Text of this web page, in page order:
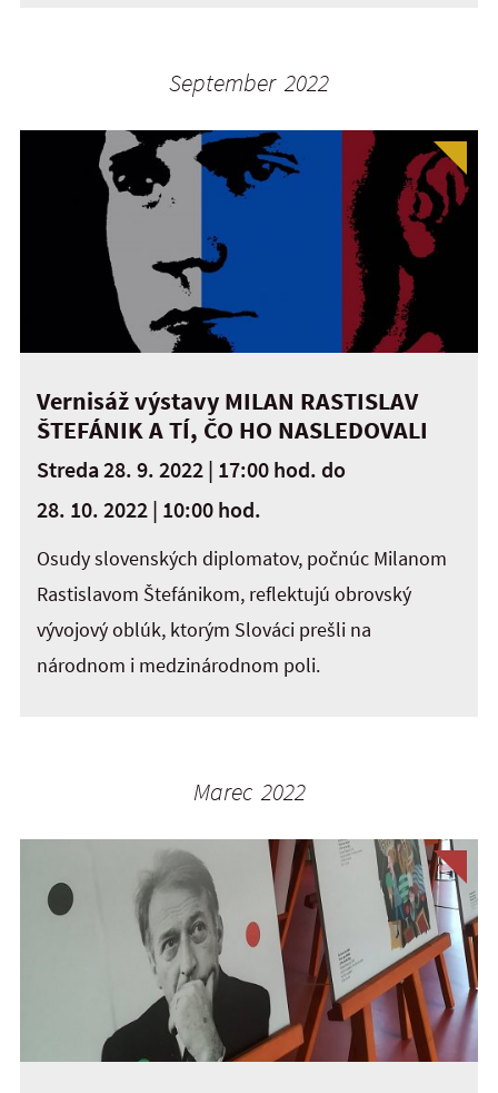
September 2022
Vernisáž výstavy MILAN RASTISLAV
ŠTEFÁNIK A TÍ, ČO HO NASLEDOVALI
Streda 28. 9. 2022 | 17:00 hod. do
28. 10. 2022 | 10:00 hod.
Osudy slovenských diplomatov, počnúc Milanom
Rastislavom Štefánikom, reflektujú obrovský
vývojový oblúk, ktorým Slováci prešli na
národnom i medzinárodnom poli.
Marec 2022